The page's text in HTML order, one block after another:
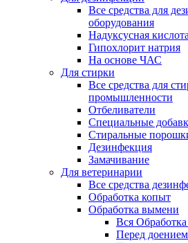
Все средства для
оборудования
Надуксусная кислота
Гипохлорит натрия
На основе ЧАС
Для стирки
Все средства для
промышленности
Отбеливатели
Специальные
Стиральные
Дезинфекция
Замачивание
Для ветеринарии
Все средства
Обработка копыт
Обработка вымени
Вся
Перед доением